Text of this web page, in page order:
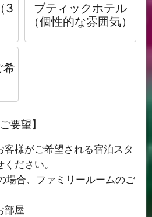
3
ブティックホテル
（個性的な雰囲気）
希
要望】
客様がご希望される宿泊スタ
ださい。
場合、ファミリールームのご
部屋